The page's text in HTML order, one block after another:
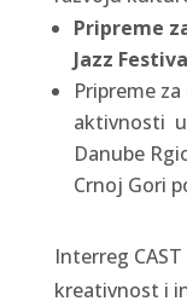
Pripreme
Jazz
Pripreme
aktivnosti u
Danube
Crnoj Gori
Interreg
kreativnost i